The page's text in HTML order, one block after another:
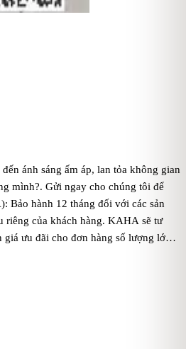
ánh sáng ấm áp, lan tỏa không gian
mình?. Gửi ngay cho chúng tôi để
Bảo hành 12 tháng đối với các sản
riêng của khách hàng. KAHA sẽ tư
giá ưu đãi cho đơn hàng số lượng lớn: